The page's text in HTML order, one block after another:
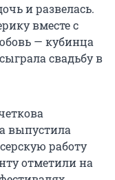
и развелась.
вместе с
— кубинца
свадьбу в
выпустила
работу
отметили на